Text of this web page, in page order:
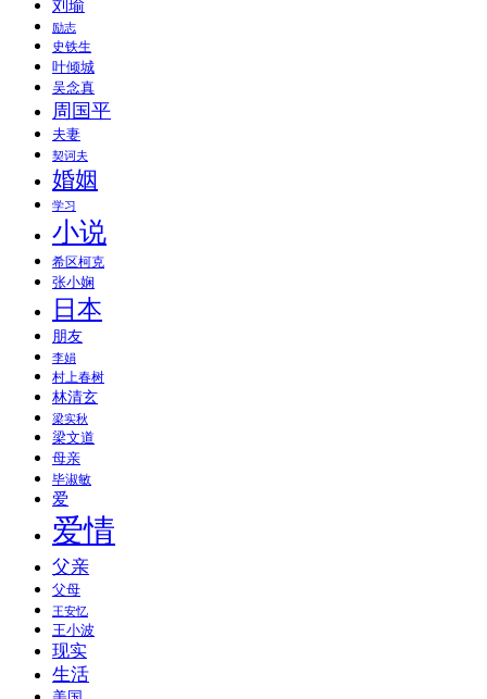
刘瑜
励志
史铁生
叶倾城
吴念真
周国平
夫妻
契诃夫
婚姻
学习
小说
希区柯克
张小娴
日本
朋友
李娟
村上春树
林清玄
梁实秋
梁文道
母亲
毕淑敏
爱
爱情
父亲
父母
王安忆
王小波
现实
生活